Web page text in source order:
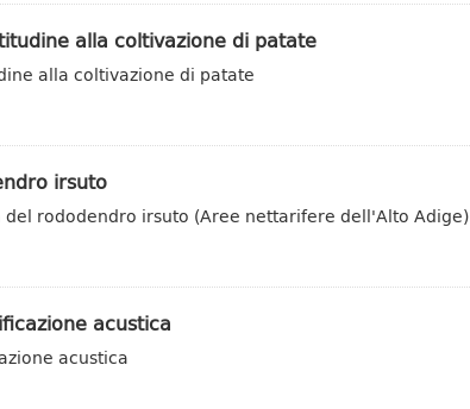
alla coltivazione di patate
alla coltivazione di patate
irsuto
rododendro irsuto (Aree nettarifere dell'Alto Adige)
acustica
acustica